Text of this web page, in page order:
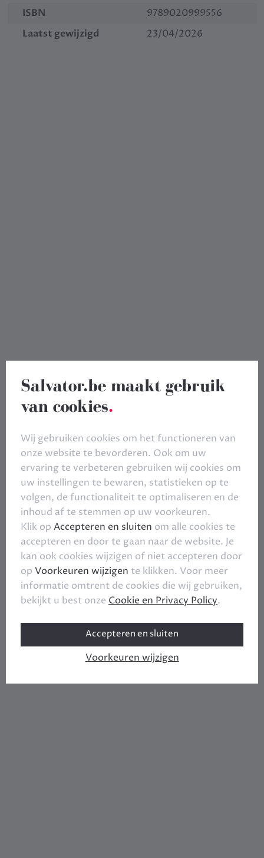
ISBN
9789020999556
Laatst gewijzigd
23/04/2026
Salvator.be maakt gebruik
van cookies.
Wij gebruiken cookies om het functioneren van
onze website te bevorderen. Ook om uw
ervaring te verbeteren gebruiken wij cookies om
uw instellingen te bewaren, statistieken op te
volgen, de functionaliteit te optimaliseren en de
inhoud af te stemmen op uw voorkeuren.
Klik op Accepteren en sluiten om alle cookies te
accepteren en door te gaan naar de website. Je
kan ook cookies wijzigen of niet accepteren door
op Voorkeuren wijzigen te klikken. Voor meer
informatie omtrent de cookies die wij gebruiken,
bekijkt u best onze Cookie en Privacy Policy.
Accepteren en sluiten
Voorkeuren wijzigen